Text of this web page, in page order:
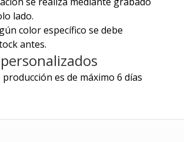
lado.
color específico se debe
antes.
es de máximo 6 días